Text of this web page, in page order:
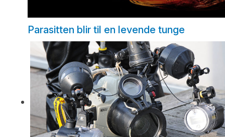
Parasitten blir til en levende tunge